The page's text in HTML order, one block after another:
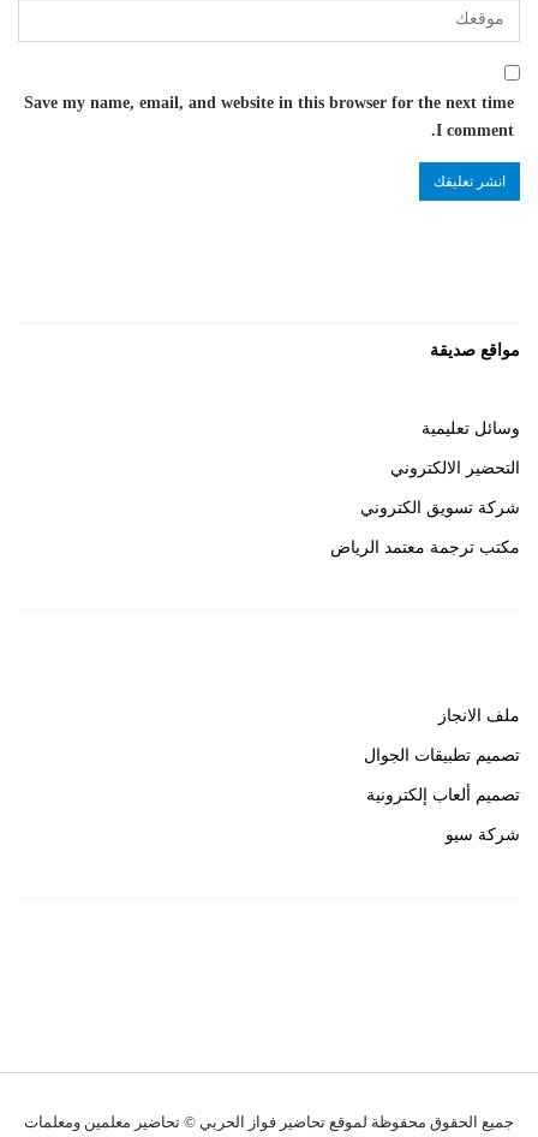
Save my name, email, and website in this browser for the next time
I comment.
مواقع صديقة
وسائل تعليمية
التحضير الالكتروني
شركة تسويق الكتروني
مكتب ترجمة معتمد الرياض
ملف الانجاز
تصميم تطبيقات الجوال
تصميم ألعاب إلكترونية
شركة سيو
جميع الحقوق محفوظة لموقع تحاضير فواز الحربي © تحاضير معلمين ومعلمات